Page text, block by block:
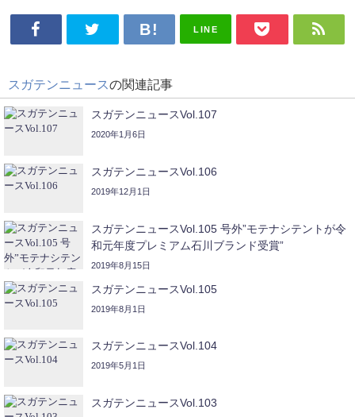
LINE
スガテンニュースの関連記事
スガテンニュースVol.107
2020年1月6日
スガテンニュースVol.106
2019年12月1日
スガテンニュースVol.105 号外”モテナシテントが令
和元年度プレミアム石川ブランド受賞”
2019年8月15日
スガテンニュースVol.105
2019年8月1日
スガテンニュースVol.104
2019年5月1日
スガテンニュースVol.103